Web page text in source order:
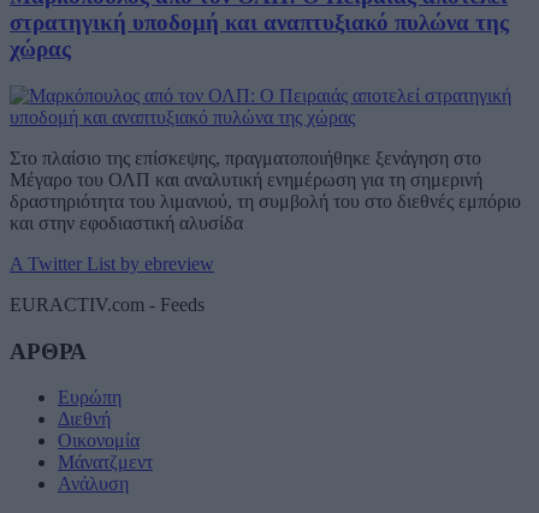
στρατηγική υποδομή και αναπτυξιακό πυλώνα της
χώρας
Στο πλαίσιο της επίσκεψης, πραγματοποιήθηκε ξενάγηση στο
Μέγαρο του ΟΛΠ και αναλυτική ενημέρωση για τη σημερινή
δραστηριότητα του λιμανιού, τη συμβολή του στο διεθνές εμπόριο
και στην εφοδιαστική αλυσίδα
A Twitter List by ebreview
EURACTIV.com - Feeds
ΑΡΘΡΑ
Ευρώπη
Διεθνή
Οικονομία
Μάνατζμεντ
Ανάλυση